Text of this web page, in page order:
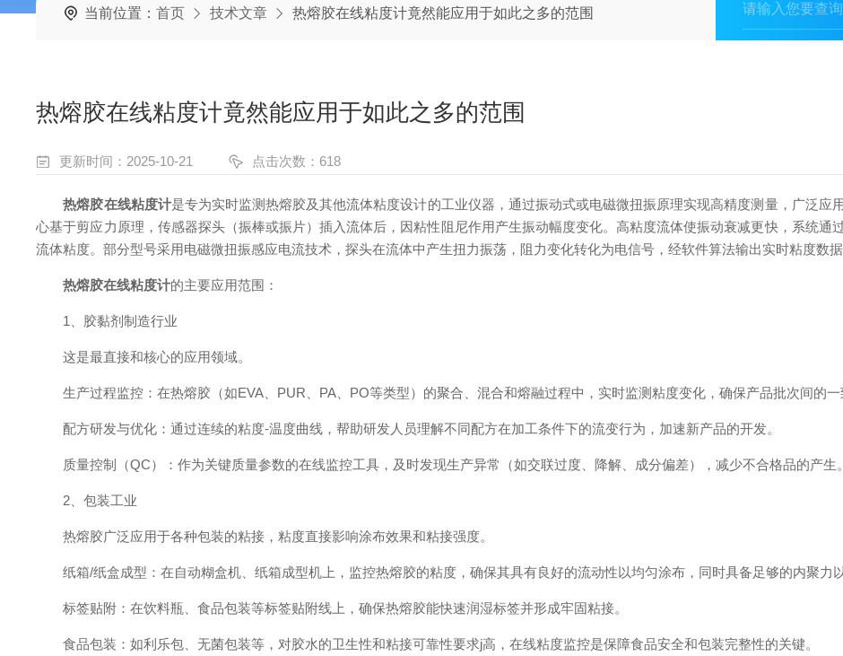
当前位置：首页 技术文章 热熔胶在线粘度计竟然能应用于如此之多的范围
热熔胶在线粘度计竟然能应用于如此之多的范围
更新时间：2025-10-21 点击次数：618
热熔胶在线粘度计是专为实时监测热熔胶及其他流体粘度设计的工业仪器，通过振动式或电磁微扭振原理实现高精度测量，广泛应
心基于剪应力原理，传感器探头（振棒或振片）插入流体后，因粘性阻尼作用产生振动幅度变化。高粘度流体使振动衰减更快，系统通
流体粘度。部分型号采用电磁微扭振感应电流技术，探头在流体中产生扭力振荡，阻力变化转化为电信号，经软件算法输出实时粘度数据
热熔胶在线粘度计的主要应用范围：
1、胶黏剂制造行业
这是最直接和核心的应用领域。
生产过程监控：在热熔胶（如EVA、PUR、PA、PO等类型）的聚合、混合和熔融过程中，实时监测粘度变化，确保产品批次间的一
配方研发与优化：通过连续的粘度-温度曲线，帮助研发人员理解不同配方在加工条件下的流变行为，加速新产品的开发。
质量控制（QC）：作为关键质量参数的在线监控工具，及时发现生产异常（如交联过度、降解、成分偏差），减少不合格品的产生。
2、包装工业
热熔胶广泛应用于各种包装的粘接，粘度直接影响涂布效果和粘接强度。
纸箱/纸盒成型：在自动糊盒机、纸箱成型机上，监控热熔胶的粘度，确保其具有良好的流动性以均匀涂布，同时具备足够的内聚力
标签贴附：在饮料瓶、食品包装等标签贴附线上，确保热熔胶能快速润湿标签并形成牢固粘接。
食品包装：如利乐包、无菌包装等，对胶水的卫生性和粘接可靠性要求j高，在线粘度监控是保障食品安全和包装完整性的关键。